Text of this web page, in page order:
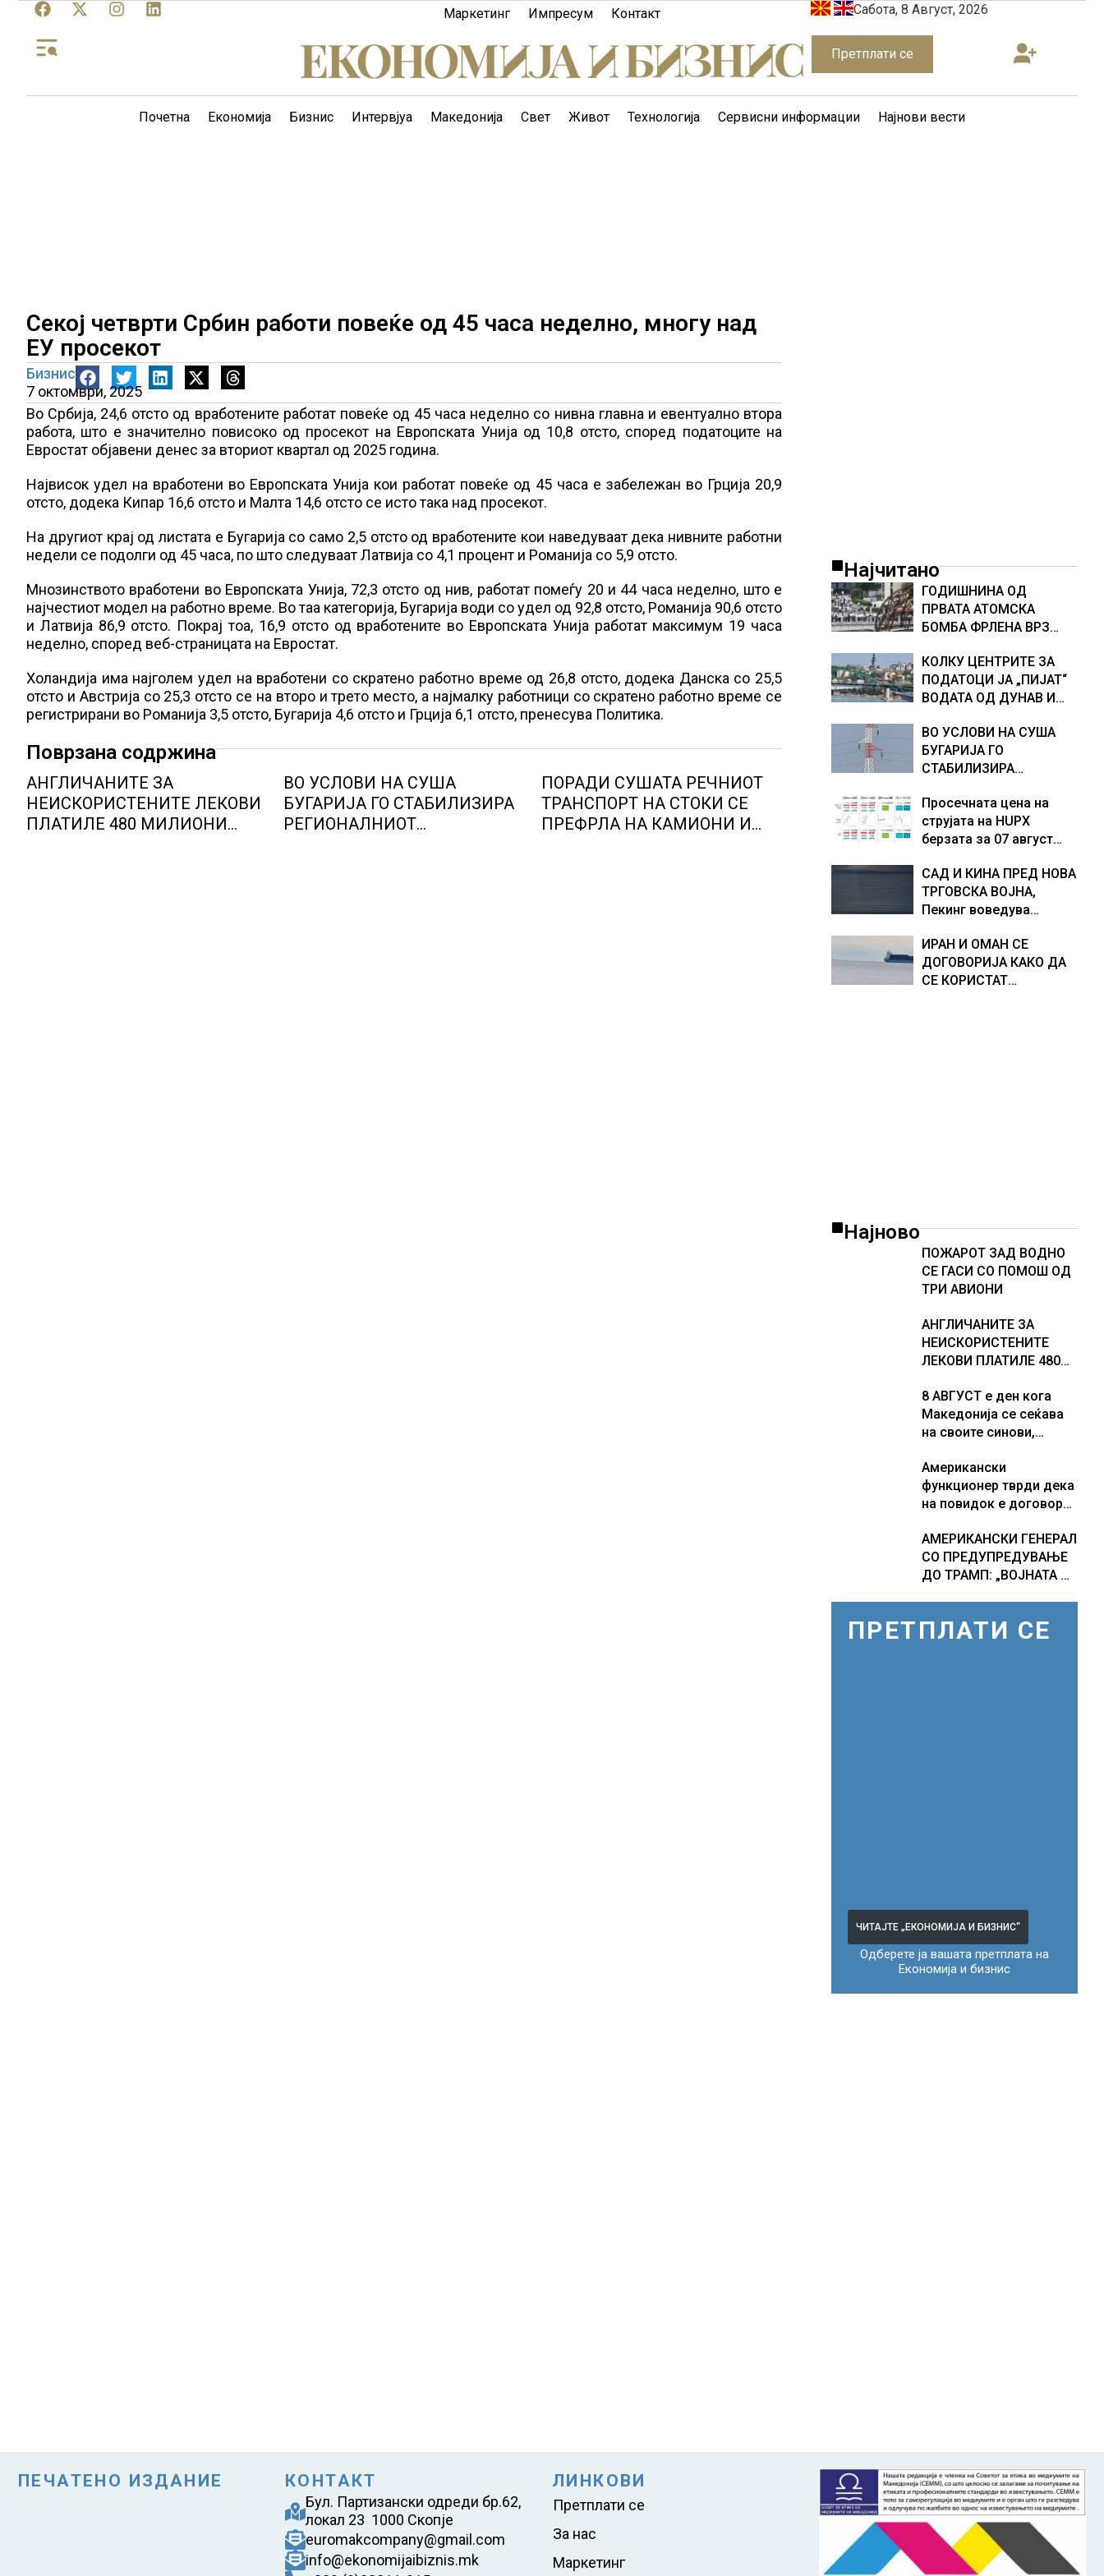
Маркетинг Импресум Контакт Сабота, 8 Август, 2026
Претплати се
Почетна Економија Бизнис Интервјуа Македонија Свет Живот Технологија Сервисни информации Најнови вести
Секој четврти Србин работи повеќе од 45 часа неделно, многу над
ЕУ просекот
Бизнис
7 октомври, 2025
Во Србија, 24,6 отсто од вработените работат повеќе од 45 часа неделно со нивна главна и евентуално втора
работа, што е значително повисоко од просекот на Европската Унија од 10,8 отсто, според податоците на
Евростат објавени денес за вториот квартал од 2025 година.
Највисок удел на вработени во Европската Унија кои работат повеќе од 45 часа е забележан во Грција 20,9
отсто, додека Кипар 16,6 отсто и Малта 14,6 отсто се исто така над просекот.
На другиот крај од листата е Бугарија со само 2,5 отсто од вработените кои наведуваат дека нивните работни
недели се подолги од 45 часа, по што следуваат Латвија со 4,1 процент и Романија со 5,9 отсто.
Мнозинството вработени во Европската Унија, 72,3 отсто од нив, работат помеѓу 20 и 44 часа неделно, што е
најчестиот модел на работно време. Во таа категорија, Бугарија води со удел од 92,8 отсто, Романија 90,6 отсто
и Латвија 86,9 отсто. Покрај тоа, 16,9 отсто од вработените во Европската Унија работат максимум 19 часа
неделно, според веб-страницата на Евростат.
Холандија има најголем удел на вработени со скратено работно време од 26,8 отсто, додека Данска со 25,5
отсто и Австрија со 25,3 отсто се на второ и трето место, а најмалку работници со скратено работно време се
регистрирани во Романија 3,5 отсто, Бугарија 4,6 отсто и Грција 6,1 отсто, пренесува Политика.
Поврзана содржина
АНГЛИЧАНИТЕ ЗА
НЕИСКОРИСТЕНИТЕ ЛЕКОВИ
ПЛАТИЛЕ 480 МИЛИОНИ
ВО УСЛОВИ НА СУША
БУГАРИЈА ГО СТАБИЛИЗИРА
РЕГИОНАЛНИОТ
ПОРАДИ СУШАТА РЕЧНИОТ
ТРАНСПОРТ НА СТОКИ СЕ
ПРЕФРЛА НА КАМИОНИ И
Најчитано
ГОДИШНИНА ОД
ПРВАТА АТОМСКА
БОМБА ФРЛЕНА ВРЗ
ШТО НАПРАВИВМЕ“,
како дел од екипажот
во авионот „Енола Геј“ и
бомбардирањето го
доживуваа овој настан
што го промени текот
КОЛКУ ЦЕНТРИТЕ ЗА
ПОДАТОЦИ ЈА „ПИЈАТ“
ВОДАТА ОД ДУНАВ И
Германија е лидер во
Европа по бројот на
изградени центри за
ВО УСЛОВИ НА СУША
БУГАРИЈА ГО
СТАБИЛИЗИРА
ЕНЕРГЕТСКИ СИСТЕМ,
како Бугарија стана
балкански шампион во
од батерии
Просечната цена на
струјата на HUPX
берзата за 07 август
евра за мегават час, на
МЕМО 153,56 евра за
мегават час
САД И КИНА ПРЕД НОВА
ТРГОВСКА ВОЈНА,
Пекинг воведува
американски компании
и организации
ИРАН И ОМАН СЕ
ДОГОВОРИЈА КАКО ДА
СЕ КОРИСТАТ
Најново
ПОЖАРОТ ЗАД ВОДНО
СЕ ГАСИ СО ПОМОШ ОД
ТРИ АВИОНИ
АНГЛИЧАНИТЕ ЗА
НЕИСКОРИСТЕНИТЕ
ЛЕКОВИ ПЛАТИЛЕ 480
повик до пациентите да
бараат само лекови
што навистина им се
8 АВГУСТ е ден кога
Македонија се сеќава
на своите синови,
Христијан Мицкоски по
повод 25 годишнината
од загинувањето на
бранители
Американски
функционер тврди дека
на повидок е договор
АМЕРИКАНСКИ ГЕНЕРАЛ
СО ПРЕДУПРЕДУВАЊЕ
ДО ТРАМП: „ВОЈНАТА НЕ
ПРЕТПЛАТИ СЕ
ЧИТАЈТЕ „ЕКОНОМИЈА И БИЗНИС“
Одберете ја вашата претплата на
Економија и бизнис
ПЕЧАТЕНО ИЗДАНИЕ КОНТАКТ
Бул. Партизански одреди бр.62,
локал 23 1000 Скопје
euromakcompany@gmail.com
info@ekonomijaibiznis.mk
ЛИНКОВИ
Претплати се
За нас
Маркетинг